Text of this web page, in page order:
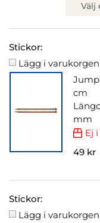
Välj
Stickor:
Lägg i varukorgen
cm
mm
Ej
49 kr
Stickor:
Lägg i varukorgen